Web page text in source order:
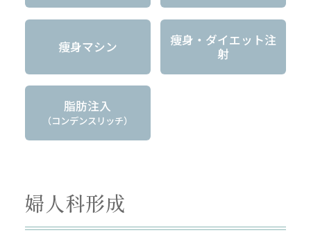
痩身マシン
痩身・ダイエット注
射
脂肪注入
（コンデンスリッチ）
婦人科形成